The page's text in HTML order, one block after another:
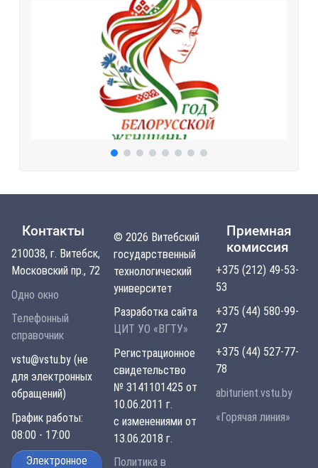
Контакты
210038, г. Витебск,
Московский пр., 72
Одно окно
Телефонный
справочник
vstu@vstu.by (не
для электронных
обращений)
График работы:
08:00 - 17:00
Электронное
© 2026 Витебский
государственный
технологический
университет
Разработка сайта
ЦИТ УО «ВГТУ»
Регистрационное
свидетельство
№ 3141101425 от
10.06.2011 г.
с изменениями от
13.06.2018 г.
Политика в
Приемная
комиссия
+375 (212) 49-53-
53
+375 (44) 580-99-
27
+375 (44) 527-77-
78
abiturient.vstu.by
«Горячая линия»